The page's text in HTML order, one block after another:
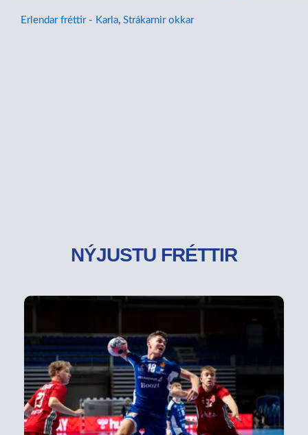
Erlendar fréttir - Karla, Strákarnir okkar
NÝJUSTU FRÉTTIR